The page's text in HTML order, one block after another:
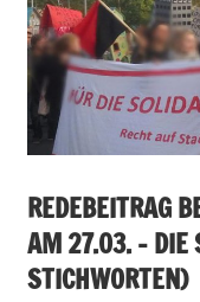
REDEBEITRAG
AM 27.03. – DIE
STICHWORTEN)